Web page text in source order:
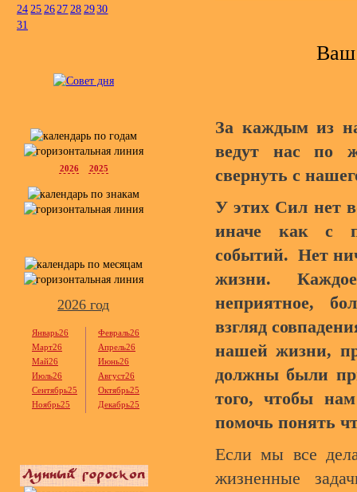
24 25 2627 28 2930
31
2026 2025
2026 год
Январь26
Февраль26
Март26
Апрель26
Май26
Июнь26
Июль26
Август26
Сентябрь25
Октябрь25
Ноябрь25
Декабрь25
Ваш
За каждым из
ведут нас по
свернуть с
У этих Сил нет
иначе как с
событий. Нет
жизни.
неприятное,
взгляд
нашей жизни,
должны были
того, чтобы
помочь понять
Если мы все
жизненные